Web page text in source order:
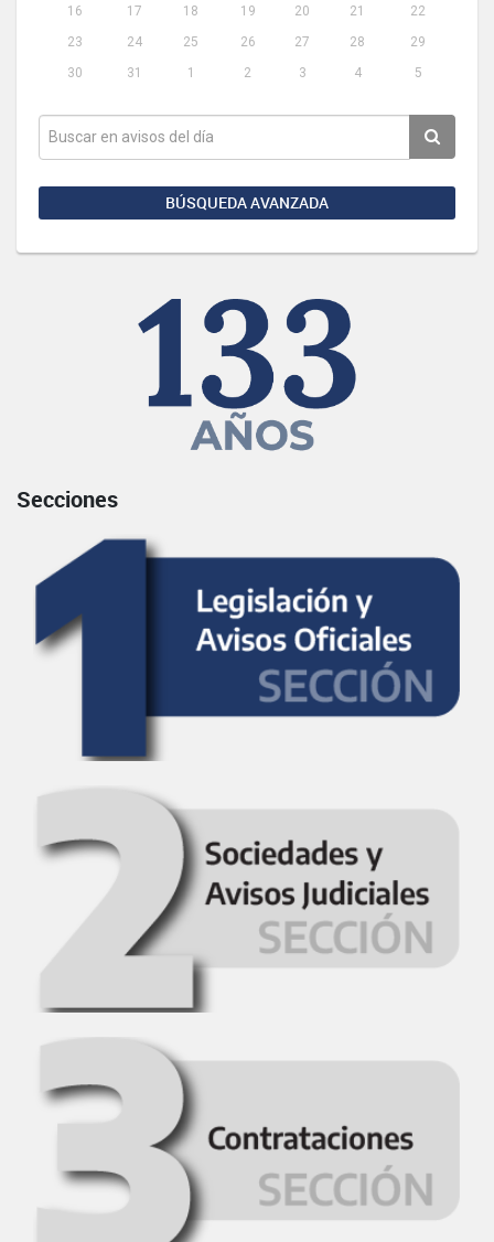
16
17 18 19 20 21
22
23
24 25 26 27 28
29
30
31 1 2 3 4 5
BÚSQUEDA AVANZADA
Secciones